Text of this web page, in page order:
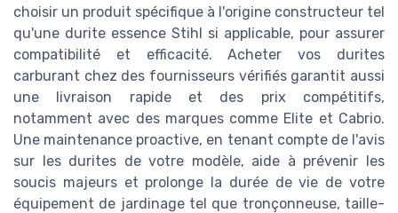
choisir un produit spécifique à l'origine constructeur tel
qu'une durite essence Stihl si applicable, pour assurer
compatibilité et efficacité. Acheter vos durites
carburant chez des fournisseurs vérifiés garantit aussi
une livraison rapide et des prix compétitifs,
notamment avec des marques comme Elite et Cabrio.
Une maintenance proactive, en tenant compte de l'avis
sur les durites de votre modèle, aide à prévenir les
soucis majeurs et prolonge la durée de vie de votre
équipement de jardinage tel que tronçonneuse, taille-